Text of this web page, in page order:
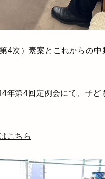
4次）素案とこれからの中
年第4回定例会にて、子ど
こちら